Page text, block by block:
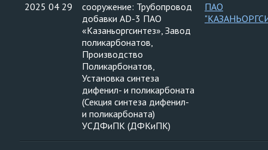
2025 04 29
сооружение: Трубопровод
добавки AD-3 ПАО
«Казаньоргсинтез», Завод
поликарбонатов,
Производство
Поликарбонатов,
Установка синтеза
дифенил- и поликарбоната
(Секция синтеза дифенил-
и поликарбоната)
УСДФиПК (ДФКиПК)
ПАО